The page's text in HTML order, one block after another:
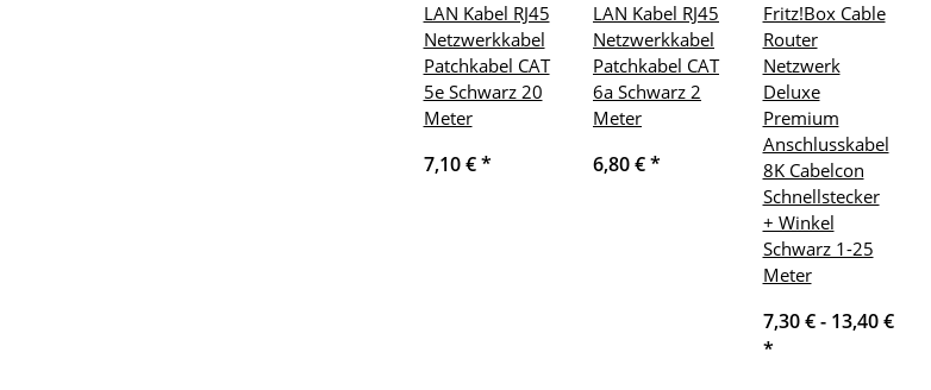
LAN Kabel RJ45
Netzwerkkabel
Patchkabel CAT
5e Schwarz 20
Meter
7,10 €*
LAN Kabel RJ45
Netzwerkkabel
Patchkabel CAT
6a Schwarz 2
Meter
6,80 €*
Fritz!Box Cable
Router
Netzwerk
Deluxe
Premium
Anschlusskabel
8K Cabelcon
Schnellstecker
+ Winkel
Schwarz 1-25
Meter
7,30 € - 13,40 €
*